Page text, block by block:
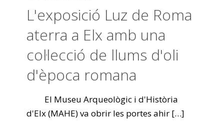
L'exposició Luz de Roma
aterra a Elx amb una
col·lecció de llums d'oli
d'època romana
El Museu Arqueològic i d'Història
d'Elx (MAHE) va obrir les portes ahir […]